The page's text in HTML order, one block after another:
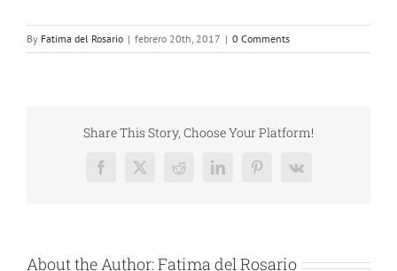
By Fatima del Rosario | febrero 20th, 2017 | 0 Comments
Share This Story, Choose Your Platform!
Facebook
X RedditLinkedInPinterest
Vk
About the Author:Fatima del Rosario